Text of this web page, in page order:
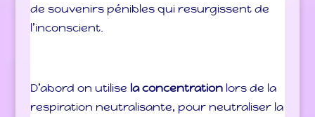
de souvenirs pénibles qui resurgissent de
l’inconscient.
D’abord on utilise la concentrationlors de la
respiration neutralisante, pour neutraliser la